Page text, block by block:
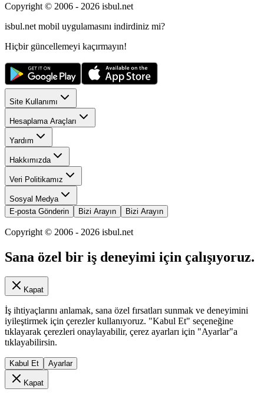
Copyright © 2006 - 2026 isbul.net
isbul.net mobil uygulamasını indirdiniz mi?
Hiçbir güncellemeyi kaçırmayın!
Site Kullanımı
Hesaplama Araçları
Yardım
Hakkımızda
Veri Politikamız
Sosyal Medya
E-posta Gönderin
Bizi Arayın Bizi Arayın
Copyright © 2006 - 2026 isbul.net
Sana özel bir iş deneyimi için çalışıyoruz.
Kapat
İş ihtiyaçlarını anlamak, sana özel fırsatları sunmak ve deneyimini
iyileştirmek için çerezler kullanıyoruz. "Kabul Et" seçeneğine
tıklayarak çerezleri onaylayabilir, çerez ayarları için "Ayarlar"a
tıklayabilirsin.
Kabul Et Ayarlar
Kapat